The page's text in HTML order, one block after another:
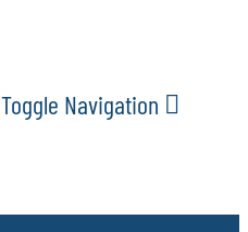
Toggle Navigation